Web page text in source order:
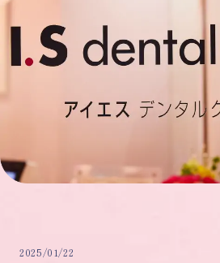
2025/01/22